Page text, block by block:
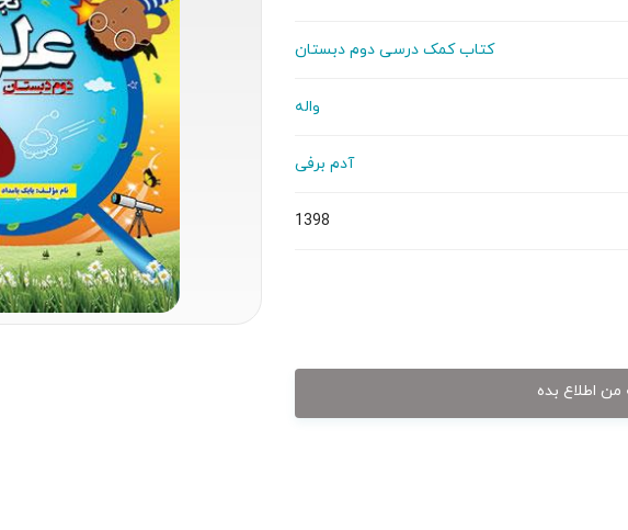
کتاب کمک درسی دوم دبستان
واله
آدم برفی
1398
اطلاع بده